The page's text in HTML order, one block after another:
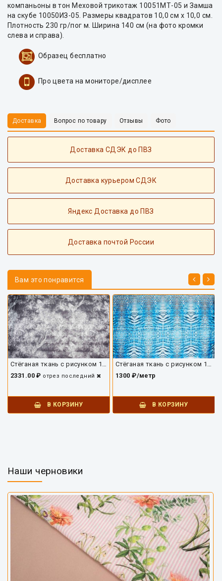
компаньоны в тон Меховой трикотаж 10051МТ-05 и Замша
на скубе 10050ИЗ-05. Размеры квадратов 10,0 см х 10,0 см.
Плотность 230 гр/пог м. Ширина 140 см (на фото кромки
слева и справа).
Образец бесплатно
Про цвета на мониторе/дисплее
Доставка Вопрос по товару Отзывы Фото
Доставка СДЭК до ПВЗ
Доставка курьером СДЭК
Яндекс Доставка до ПВЗ
Доставка почтой России
Вам это понравится
Стёганая ткань с рисунком 10168ПЛС-01
2331.00 ₽ отрез последний
В КОРЗИНУ
Стёганая ткань с рисунком 10169ПЛС-01
1300 ₽/метр
В КОРЗИНУ
Наши черновики